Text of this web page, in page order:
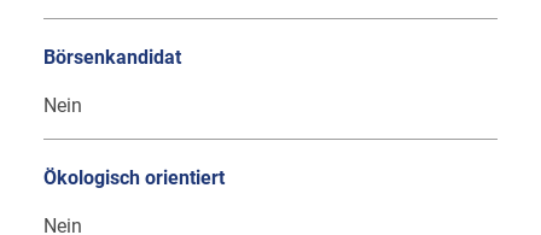
Börsenkandidat
Nein
Ökologisch orientiert
Nein